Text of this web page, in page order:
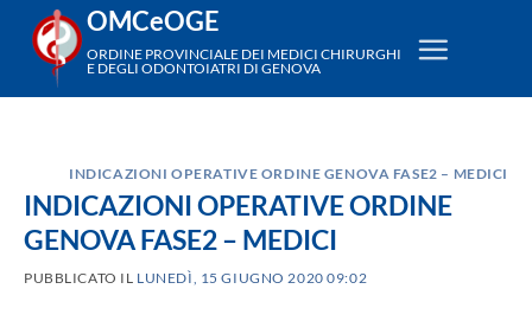
Salta
contenuti
OMCeOGE
ORDINE PROVINCIALE DEI MEDICI CHIRURGHI
E DEGLI ODONTOIATRI DI GENOVA
INDICAZIONI OPERATIVE ORDINE GENOVA FASE2 – MEDICI
INDICAZIONI OPERATIVE ORDINE
GENOVA FASE2 – MEDICI
PUBBLICATO IL LUNEDÌ, 15 GIUGNO 2020 09:02